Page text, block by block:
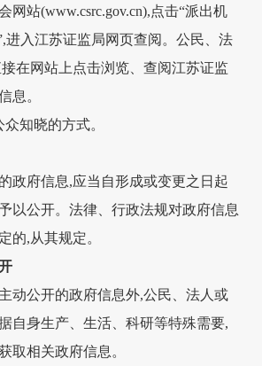
网站(www.csrc.gov.cn),点击“派出机
进入江苏证监局网页查阅。公民、法
在网站上点击浏览、查阅江苏证监
息。
知晓的方式。
政府信息,应当自形成或变更之日起
以公开。法律、行政法规对政府信息
的,从其规定。
动公开的政府信息外,公民、法人或
自身生产、生活、科研等特殊需要,
取相关政府信息。